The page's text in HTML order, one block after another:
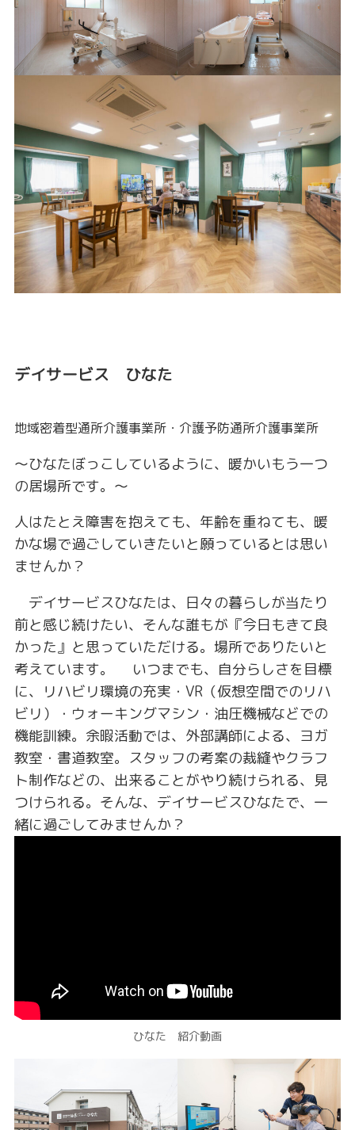
デイサービス ひなた
地域密着型通所介護事業所・介護予防通所介護事業所
～ひなたぼっこしているように、暖かいもう一つ
の居場所です。～
人はたとえ障害を抱えても、年齢を重ねても、暖
かな場で過ごしていきたいと願っているとは思い
ませんか？
デイサービスひなたは、日々の暮らしが当たり
前と感じ続けたい、そんな誰もが『今日もきて良
かった』と思っていただける。場所でありたいと
考えています。 いつまでも、自分らしさを目標
に、リハビリ環境の充実・VR（仮想空間でのリハ
ビリ）・ウォーキングマシン・油圧機械などでの
機能訓練。余暇活動では、外部講師による、ヨガ
教室・書道教室。スタッフの考案の裁縫やクラフ
ト制作などの、出来ることがやり続けられる、見
つけられる。そんな、デイサービスひなたで、一
緒に過ごしてみませんか？
ひなた 紹介動画